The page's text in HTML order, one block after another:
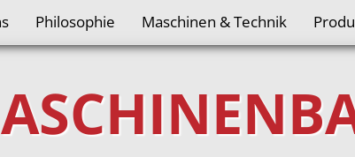
Philosophie Maschinen & Technik